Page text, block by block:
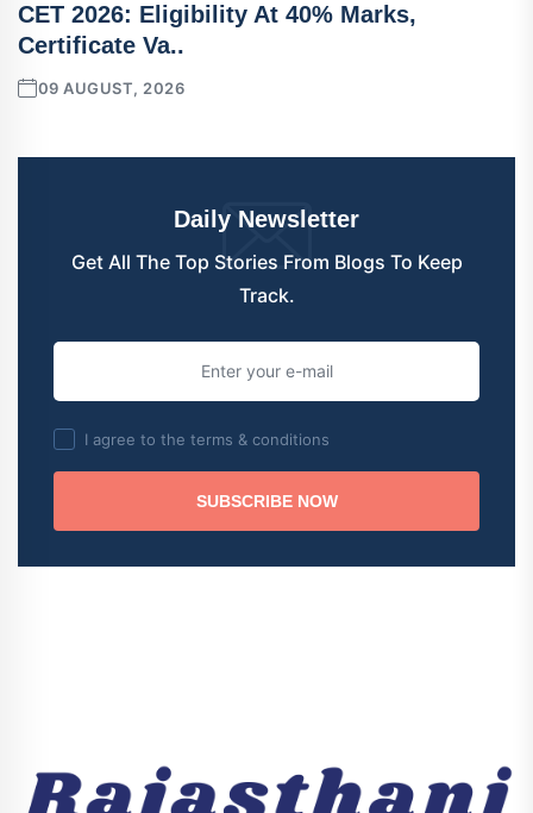
CET 2026: Eligibility At 40% Marks,
Certificate Va..
09 AUGUST, 2026
Daily Newsletter
Get All The Top Stories From Blogs To Keep
Track.
I agree to the terms & conditions
SUBSCRIBE NOW